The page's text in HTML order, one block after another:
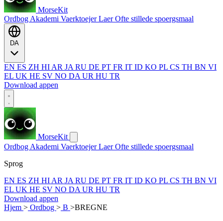
MorseKit
Ordbog Akademi VaerktoejerLaerOfte stillede spoergsmaal
EN ES ZH HI AR JA RU DE PT FR IT ID KO PL CS TH BN VI
EL UK HE SV NO DA UR HU TR
Download appen
MorseKit
Ordbog Akademi VaerktoejerLaerOfte stillede spoergsmaal
Sprog
EN ES ZH HI AR JA RU DE PT FR IT ID KO PL CS TH BN VI
EL UK HE SV NO DA UR HU TR
Download appen
Hjem > Ordbog > B >BREGNE